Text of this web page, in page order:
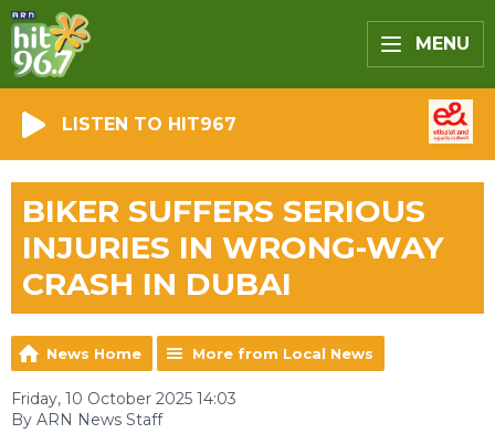
MENU
LISTEN TO HIT967
BIKER SUFFERS SERIOUS
INJURIES IN WRONG-WAY
CRASH IN DUBAI
News Home More from Local News
Friday, 10 October 2025 14:03
By ARN News Staff